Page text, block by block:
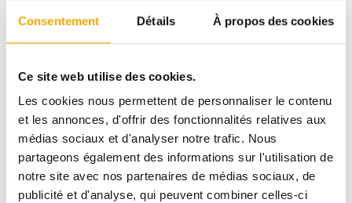
Consentement Détails À propos des cookies
Ce site web utilise des cookies.
Les cookies nous permettent de personnaliser le contenu
et les annonces, d'offrir des fonctionnalités relatives aux
médias sociaux et d'analyser notre trafic. Nous
partageons également des informations sur l'utilisation de
notre site avec nos partenaires de médias sociaux, de
publicité et d'analyse, qui peuvent combiner celles-ci
Dépôt de garantie : 2 mois de loyer
Commission d'agence : 1 mois de loyer + TVA 17%
ROUDEN ECK est un immeuble se trouvant au cœur de
du boulevard du Jazz.
Pour plus d'informations contactez nous directement
au +352 26 58 60 - 1 ou contact@tracol.lu